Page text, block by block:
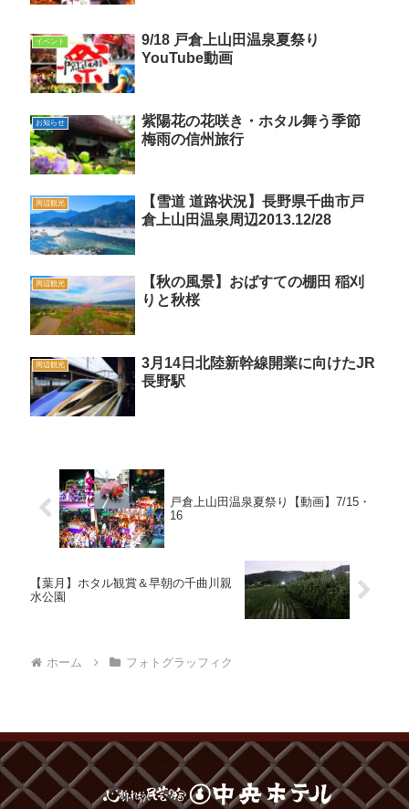
イベント
9/18 戸倉上山田温泉夏祭り
YouTube動画
お知らせ
紫陽花の花咲き・ホタル舞う季節
梅雨の信州旅行
周辺観光
【雪道 道路状況】長野県千曲市戸
倉上山田温泉周辺2013.12/28
周辺観光
【秋の風景】おばすての棚田 稲刈
りと秋桜
周辺観光
3月14日北陸新幹線開業に向けたJR
長野駅
戸倉上山田温泉夏祭り【動画】7/15・
16
【葉月】ホタル観賞＆早朝の千曲川親
水公園
ホーム フォトグラッフィク